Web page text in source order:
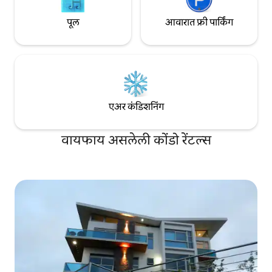
पूल आवारात फ्री पार्किंग
एअर कंडिशनिंग
वायफाय असलेली कोंडो रेंटल्स